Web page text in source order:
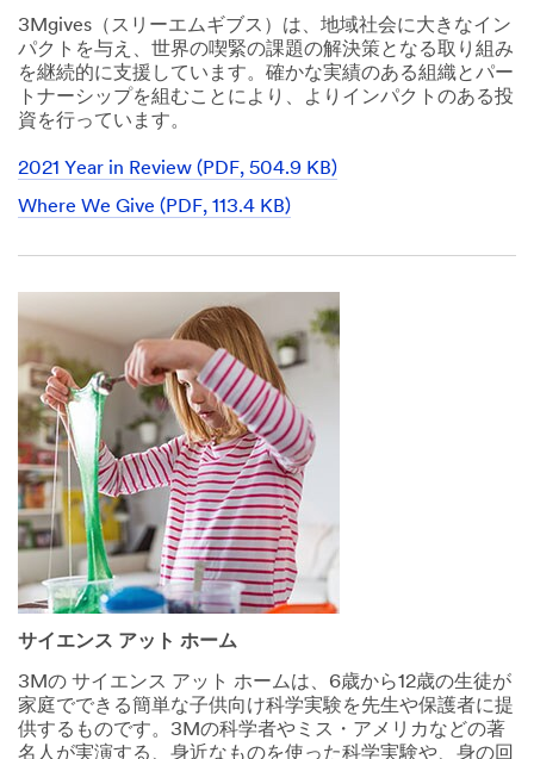
3Mgives（スリーエムギブス）は、地域社会に大きなイン
パクトを与え、世界の喫緊の課題の解決策となる取り組み
を継続的に支援しています。確かな実績のある組織とパー
トナーシップを組むことにより、よりインパクトのある投
資を行っています。
2021 Year in Review (PDF, 504.9 KB)
Where We Give (PDF, 113.4 KB)
サイエンス アット ホーム
3Mの サイエンス アット ホームは、6歳から12歳の生徒が
家庭でできる簡単な子供向け科学実験を先生や保護者に提
供するものです。3Mの科学者やミス・アメリカなどの著
名人が実演する、身近なものを使った科学実験や、身の回